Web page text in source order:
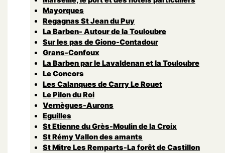
Mayorques
Regagnas St Jean du Puy
La Barben- Autour de la Touloubre
Sur les pas de Giono-Contadour
Grans-Confoux
La Barben par le Lavaldenan et la Touloubre
Le Concors
Les Calanques de Carry Le Rouet
Le Pilon du Roi
Vernègues-Aurons
Eguilles
St Etienne du Grès-Moulin de la Croix
St Rémy Vallon des amants
St Mitre Les Remparts-La forêt de Castillon